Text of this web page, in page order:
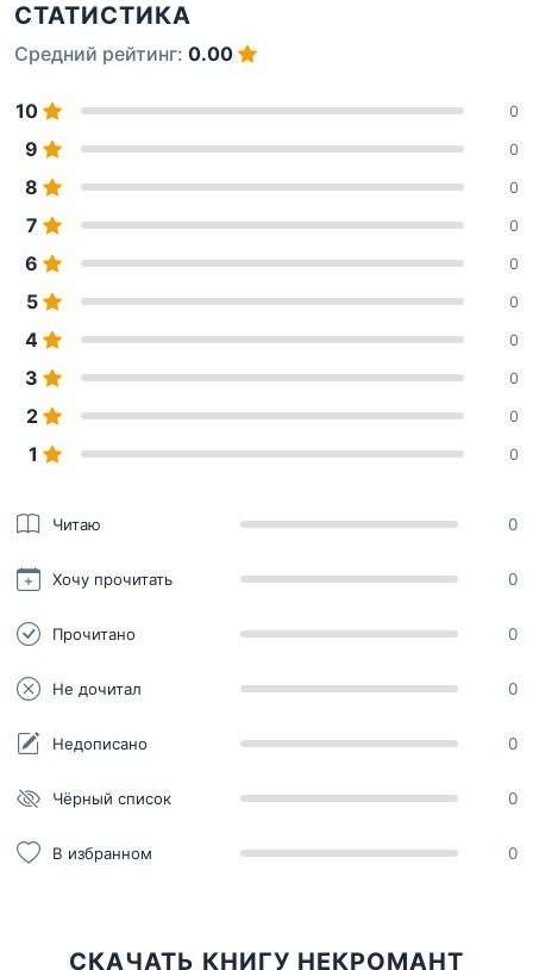
СТАТИСТИКА
Средний рейтинг: 0.00
10 0
9 0
8 0
7 0
6 0
5 0
4 0
3 0
2 0
1 0
Читаю 0
Хочу прочитать 0
Прочитано 0
Не дочитал 0
Недописано 0
Чёрный список 0
В избранном 0
СКАЧАТЬ КНИГУ НЕКРОМАНТ